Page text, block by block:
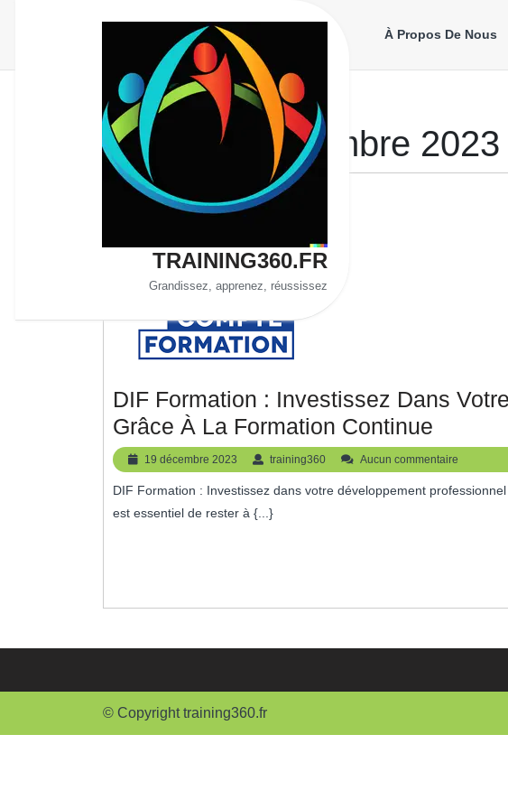
TRAINING360.FR
Grandissez, apprenez, réussissez
À Propos De Nous
Jour : 19 décembre 2023
DIF Formation : Investissez Dans
Grâce À La Formation Continue
:
Grâce
La
19 décembre 2023
19
décembre
2023
training360 training360
Aucun commentaire
DIF Formation : Investissez dans votre développement professionnel Dans un monde en constante évolution, il
est essentiel de rester à {...}
© Copyright training360.fr